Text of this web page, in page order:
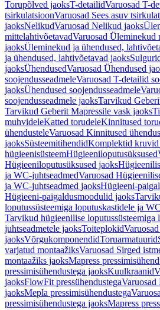
Torupõlved jaoksT-detailidVaruosad T-
tsirkulatsioonVaruosad Sees asuv
jaoksNelikudVaruosad Nelikud jaoks
mittelahtivõetavadVaruosad Üleminekud
jaoksÜleminekud ja ühendused,
ja ühendused, lahtivõetavad jaoks
jaoksÜhendusedVaruosad Ühendused
soojendusseadmeleVaruosad T-detailid
jaoksÜhendused soojendusseadmele
soojendusseadmele jaoksTarvikud
Tarvikud Geberit Mapressile vask jaoks
muhvideleKatted torudeleKinnitused
ühendusteleVaruosad Kinnitused
jaoksSüsteemitihendidKomplektid kruvid
hügieenisüsteemHügieeniloputusüksused
Hügieeniloputusüksused jaoks
ja WC-juhtseadmedVaruosad
ja WC-juhtseadmed jaoksHügieeni-
Hügieeni-paigaldusmoodulid jaoks
loputussüsteemiga loputuskastidele ja
Tarvikud hügieenilise loputussüsteemiga
juhtseadmetele jaoksToiteplokid
jaoksVõrgukomponendidToruarmatuurid
varjatud montaažiksVaruosad Sirged
montaažiks jaoksMapress
pressimisühendustega jaoksKuulkraanid
jaoksFlowFit pressühendustegaVaruosad
jaoksMepla pressimisühendustega
pressimisühendustega jaoksMapress